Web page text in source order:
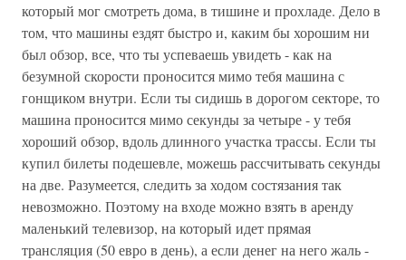
который мог смотреть дома, в тишине и прохладе. Дело в
том, что машины ездят быстро и, каким бы хорошим ни
был обзор, все, что ты успеваешь увидеть - как на
безумной скорости проносится мимо тебя машина с
гонщиком внутри. Если ты сидишь в дорогом секторе, то
машина проносится мимо секунды за четыре - у тебя
хороший обзор, вдоль длинного участка трассы. Если ты
купил билеты подешевле, можешь рассчитывать секунды
на две. Разумеется, следить за ходом состязания так
невозможно. Поэтому на входе можно взять в аренду
маленький телевизор, на который идет прямая
трансляция (50 евро в день), а если денег на него жаль -